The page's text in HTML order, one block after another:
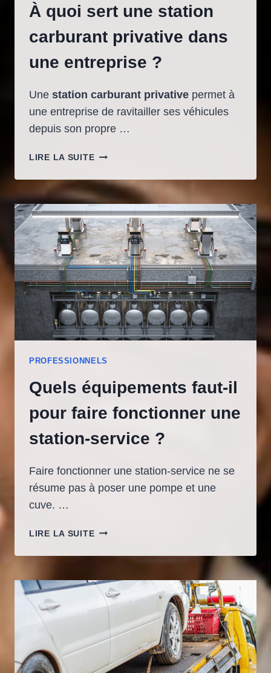
À quoi sert une station
carburant privative dans
une entreprise ?
Une station carburant privative permet à
une entreprise de ravitailler ses véhicules
depuis son propre …
LIRE LA SUITEÀ
SERT
UNE
STATION
CARBURANT
PRIVATIVE
DANS
UNE
ENTREPRISE
?
PROFESSIONNELS
Quels équipements faut-il
pour faire fonctionner une
station-service ?
Faire fonctionner une station-service ne se
résume pas à poser une pompe et une
cuve. …
LIRE LA SUITEQUELS
FAUT-
POUR
FAIRE
FONCTIONNER
STATION-
SERVICE
?